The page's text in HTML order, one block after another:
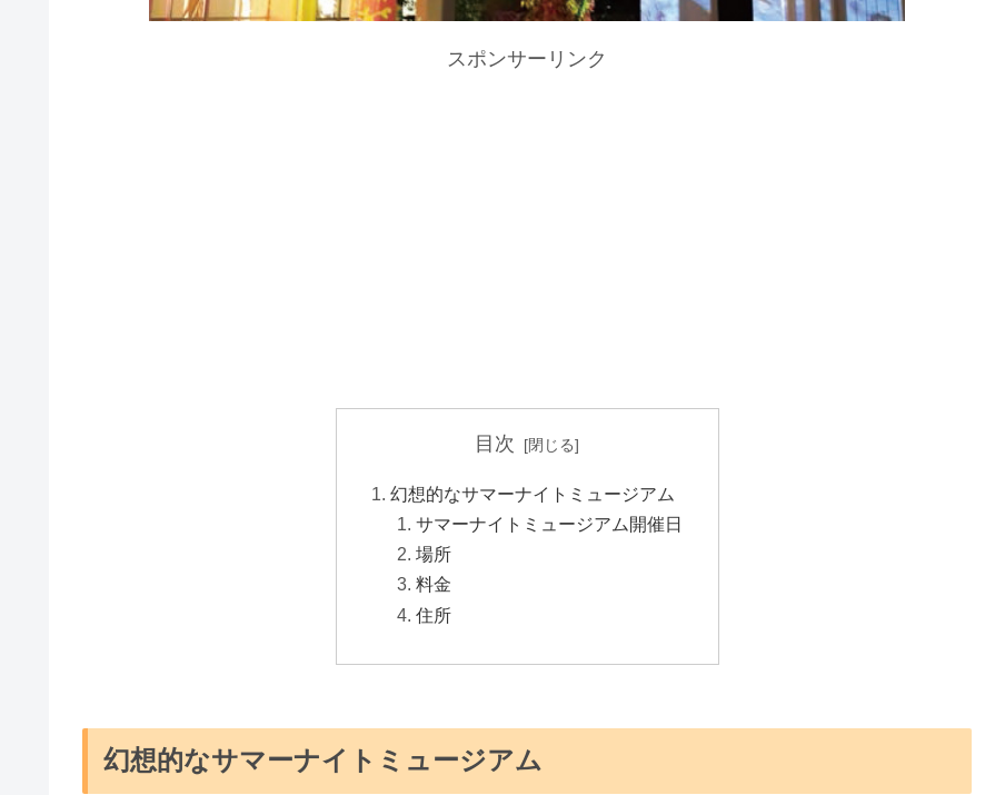
スポンサーリンク
目次
幻想的なサマーナイトミュージアム
サマーナイトミュージアム開催日
場所
料金
住所
幻想的なサマーナイトミュージアム